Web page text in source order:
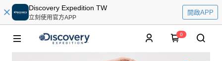
Discovery Expedition TW
立刻使用官方APP
開啟APP
0